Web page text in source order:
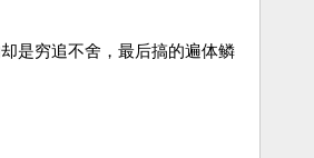
是穷追不舍，最后搞的遍体鳞